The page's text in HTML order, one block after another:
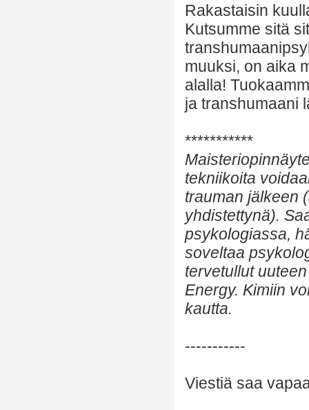
Rakastaisin
Kutsumme sitä
muuksi, on aika
alalla!
ja transhumaani
***********
tekniikoita
trauman jälkeen
yhdistettynä).
psykologiassa,
soveltaa
tervetullut
Energy. Kimiin
kautta.
-----------
Viestiä saa